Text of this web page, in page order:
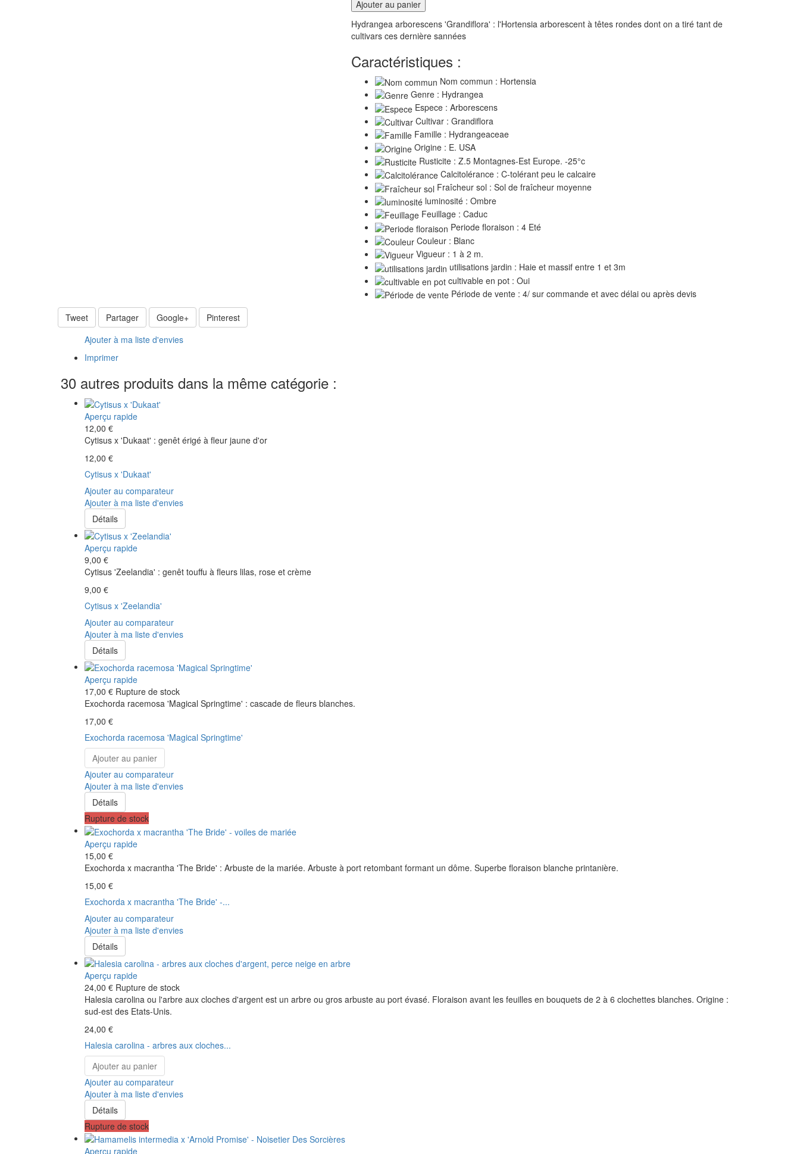
Ajouter au panier
Hydrangea arborescens 'Grandiflora' : l'Hortensia arborescent à têtes rondes dont on a tiré tant de
cultivars ces dernière sannées
Caractéristiques :
Nom commun : Hortensia
Genre : Hydrangea
Espece : Arborescens
Cultivar : Grandiflora
Famille : Hydrangeaceae
Origine : E. USA
Rusticite : Z.5 Montagnes-Est Europe. -25°c
Calcitolérance : C-tolérant peu le calcaire
Fraîcheur sol : Sol de fraîcheur moyenne
luminosité : Ombre
Feuillage : Caduc
Periode floraison : 4 Eté
Couleur : Blanc
Vigueur : 1 à 2 m.
utilisations jardin : Haie et massif entre 1 et 3m
cultivable en pot : Oui
Période de vente : 4/ sur commande et avec délai ou après devis
Tweet Partager Google+
Pinterest
Ajouter à ma liste d'envies
Imprimer
30 autres produits dans la même catégorie :
Aperçu rapide
12,00 €
Cytisus x 'Dukaat' : genêt érigé à fleur jaune d'or
12,00 €
Cytisus x 'Dukaat'
Ajouter au comparateur
Ajouter à ma liste d'envies
Détails
Aperçu rapide
9,00 €
Cytisus 'Zeelandia' : genêt touffu à fleurs lilas, rose et crème
9,00 €
Cytisus x 'Zeelandia'
Ajouter au comparateur
Ajouter à ma liste d'envies
Détails
Aperçu rapide
17,00 € Rupture de stock
Exochorda racemosa 'Magical Springtime' : cascade de fleurs blanches.
17,00 €
Exochorda racemosa 'Magical Springtime'
Ajouter au panier
Ajouter au comparateur
Ajouter à ma liste d'envies
Détails
Rupture de stock
Aperçu rapide
15,00 €
Exochorda x macrantha 'The Bride' : Arbuste de la mariée. Arbuste à port retombant formant un dôme. Superbe floraison blanche printanière.
15,00 €
Exochorda x macrantha 'The Bride' -...
Ajouter au comparateur
Ajouter à ma liste d'envies
Détails
Aperçu rapide
24,00 € Rupture de stock
Halesia carolina ou l'arbre aux cloches d'argent est un arbre ou gros arbuste au port évasé. Floraison avant les feuilles en bouquets de 2 à 6 clochettes blanches. Origine :
sud-est des Etats-Unis.
24,00 €
Halesia carolina - arbres aux cloches...
Ajouter au panier
Ajouter au comparateur
Ajouter à ma liste d'envies
Détails
Rupture de stock
Aperçu rapide